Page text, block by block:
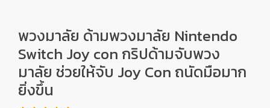
พวงมาลัย ด้ามพวงมาลัย Nintendo
Switch Joy con กริปด้ามจับพวง
มาลัย ช่วยให้จับ Joy Con ถนัดมือมาก
ยิ่งขึ้น